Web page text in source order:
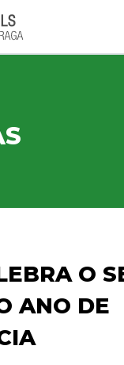
principal
O
ANO DE